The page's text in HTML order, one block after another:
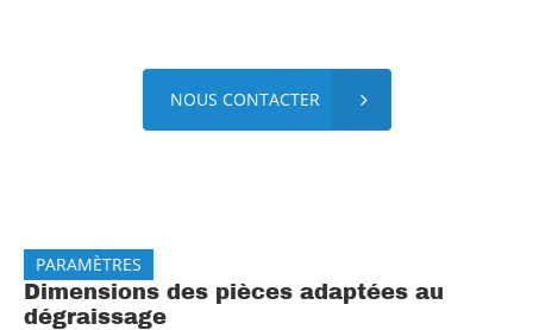
NOUS CONTACTER
PARAMÈTRES
Dimensions des pièces adaptées au
dégraissage